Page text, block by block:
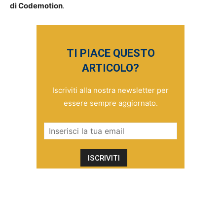
di Codemotion.
TI PIACE QUESTO
ARTICOLO?
Iscriviti alla nostra newsletter per
essere sempre aggiornato.